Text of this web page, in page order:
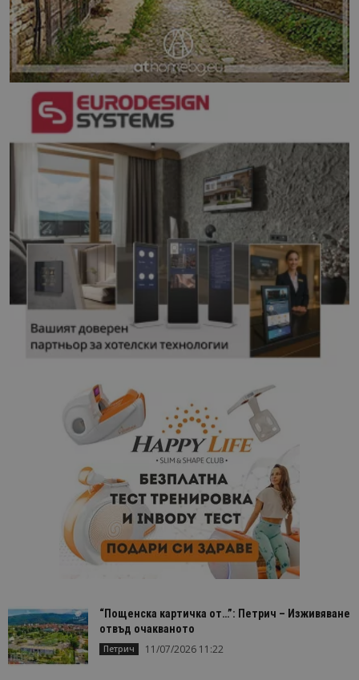
“Пощенска картичка от…”: Петрич – Изживяване
отвъд очакваното
Петрич 11/07/2026 11:22